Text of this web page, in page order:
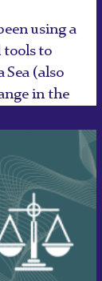
using a
tools to
(also
in the